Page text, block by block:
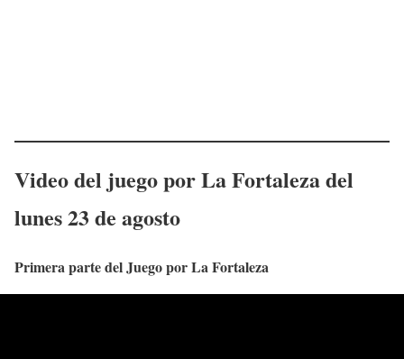
Video del juego por La Fortaleza del
lunes 23 de agosto
Primera parte del Juego por La Fortaleza